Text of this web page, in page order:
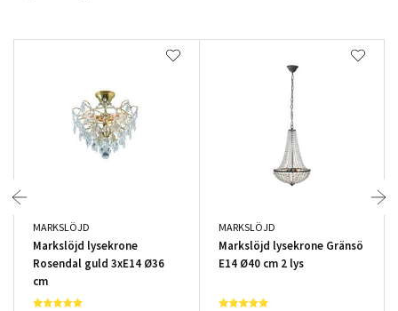
MARKSLÖJD
Markslöjd lysekrone
Rosendal guld 3xE14 Ø36
cm
MARKSLÖJD
Markslöjd lysekrone Gränsö
E14 Ø40 cm 2 lys